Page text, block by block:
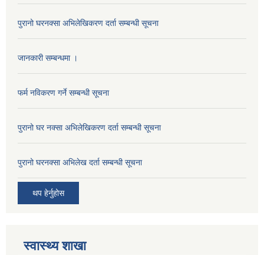
पुरानो घरनक्सा अभिलेखिकरण दर्ता सम्बन्धी सूचना
जानकारी सम्बन्धमा ।
फर्म नविकरण गर्ने सम्बन्धी सूचना
पुरानो घर नक्सा अभिलेखिकरण दर्ता सम्बन्धी सूचना
पुरानो घरनक्सा अभिलेख दर्ता सम्बन्धी सूचना
थप हेर्नुहोस
स्वास्थ्य शाखा